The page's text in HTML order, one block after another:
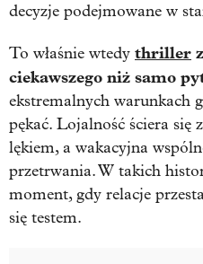
decyzje podejmowane w
To właśnie wtedy thriller
ciekawszego niż samo
ekstremalnych warunkach
pękać. Lojalność ściera się
lękiem, a wakacyjna
przetrwania. W takich
moment, gdy relacje
się testem.